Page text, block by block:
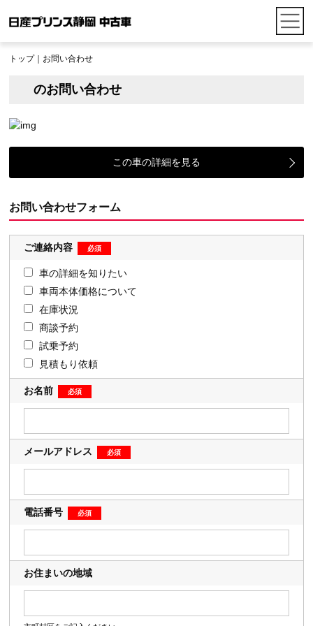
トップ｜お問い合わせ
のお問い合わせ
この車の詳細を見る
お問い合わせフォーム
ご連絡内容
車の詳細を知りたい
車両本体価格について
在庫状況
商談予約
試乗予約
見積もり依頼
お名前
メールアドレス
電話番号
お住まいの地域